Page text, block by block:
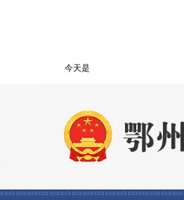
今天是